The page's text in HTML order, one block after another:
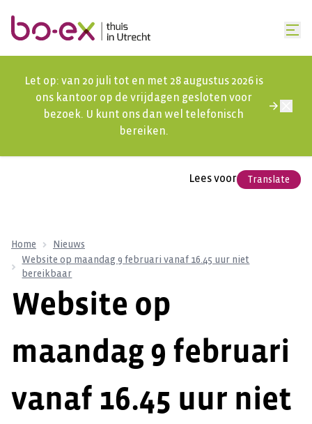
Let op: van 20 juli tot en met 28 augustus 2026 is
ons kantoor op de vrijdagen gesloten voor
bezoek. U kunt ons dan wel telefonisch
bereiken.
Lees voor Translate
Home
Nieuws
Website op maandag 9 februari vanaf 16.45 uur niet
bereikbaar
Website op
maandag 9 februari
vanaf 16.45 uur niet